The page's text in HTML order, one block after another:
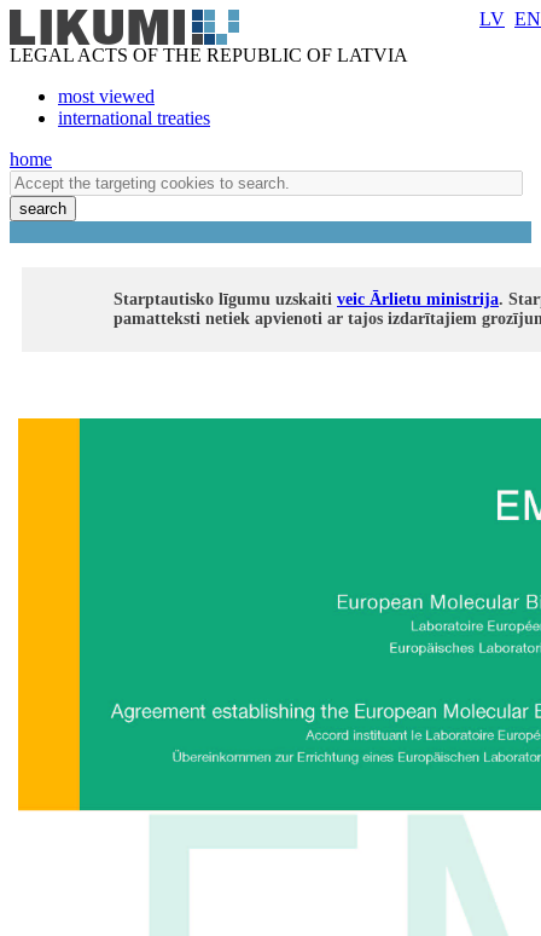
LEGAL ACTS OF THE REPUBLIC OF LATVIA
most viewed
international treaties
LV EN
home
search
Starptautisko līgumu uzskaiti veic Ārlietu ministrija.
pamatteksti netiek apvienoti ar tajos izdarītajiem